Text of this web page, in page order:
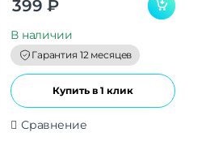
o
o
399 ₽
В наличии
Гарантия 12 месяцев
Купить в 1 клик
Сравнение